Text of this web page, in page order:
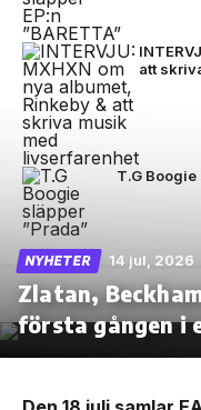
att
T.G
NYHETER 14 jul, 2026
Zlatan,
första gången i